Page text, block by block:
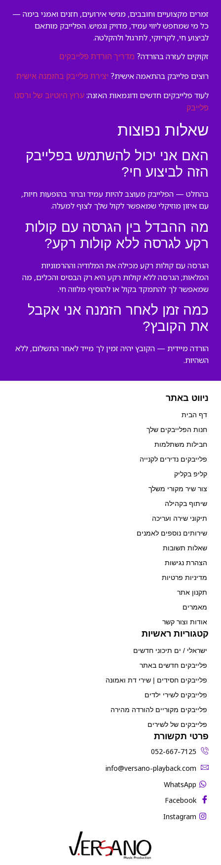
זמרים מקצועיים וחובבים, מגישי אירועים, חזנים ואמני בימה —
כל מי שמחפש ליווי עמיד, מדויק וגמיש. הפלייבק מותאם
לביצוע חי, לקריוקי, לתרגול ולהקלטה.
זקוקים לעזרה בהורדה? מדריך הורדת פלייבקים
רוצים פלייבק בהתאמה אישית? יצירת פלייבק בהזמנה אישית
לעוד פלייבקים חדשים ודוגמאות האזנה: ערוץ היוטיוב של ורסנו
פלייבק
שאלות נפוצות
האם אני יכול להשתמש בפלייבק
הזה לביצוע חי?
בהחלט — הפלייבק מעוצב להיות עמיד וברור בהופעות חיות,
עם איזון מוזיקלי שמאפשר לקול שלך לצוף למעלה.
מה ההבדל בין הגרסה עם קולות
רקע לגרסה ללא קולות רקע?
הגרסה עם קולות רקע מכילה את המלודיה וההרמוניות
המלאות; הגרסה ללא קולות רקע היא רק הבסיס והכלים, מה
שמאפשר לך להתמקד בקול או להוסיף מלווה חי.
כמה זמן לאחר הזמנה אני אקבל
את הקובץ?
הורדה מיידית — הקובץ יהיה זמין לך מייד לאחר התשלום, ללא
השהיות.
ניווט באתר
דף הבית
חנות הפלייבקים שלך
חבילות משתלמות
פלייבקים נדירים לקנייה
קליפ בקליק
צור שיר מקורי משלך
שיתוף בקהילה
תיקוני שירה ועריכה
שירותים נוספים לאמנים
שאלות תשובות
הצהרת נגישות
מדיניות פרטיות
תקנון אתר
מאמרים
אודות וצור קשר
קטגוריות ראשיות
ישראלי / ים תיכוני חדשים
פלייבקים חדשים באתר
פלייבקים חסידים | שירי דת ואמונה
פלייבקים לשירי ילדים
פלייבקים מקוריים להורדה מהירה
פלייבקים של לשירים
פרטי תקשורת
052-667-7125
‫info@versano-playback.com‬
WhatsApp
Facebook
Instagram